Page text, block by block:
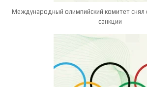
Международный олимпийский комитет снял
санкции